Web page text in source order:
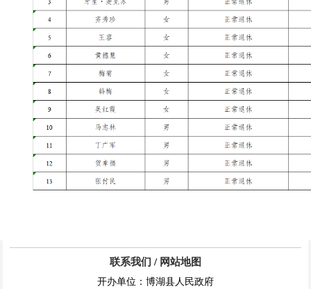
联系我们 / 网站地图
开办单位：博湖县人民政府